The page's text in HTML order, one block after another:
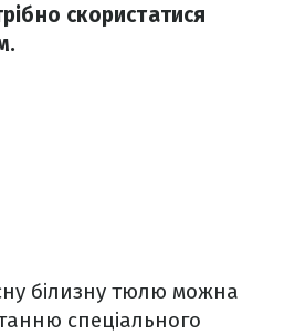
скористатися
білизну тюлю можна
спеціального